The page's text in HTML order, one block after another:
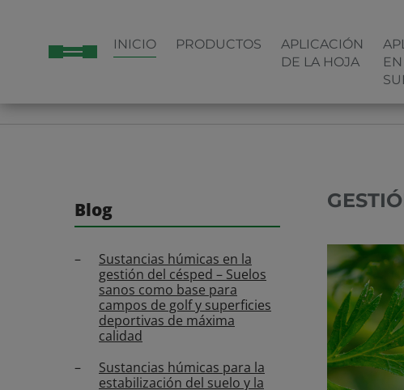
INICIO PRODUCTOS
APLICACIÓN
DE LA HOJA
Blog
Sustancias húmicas en la
gestión del césped – Suelos
sanos como base para
campos de golf y superficies
deportivas de máxima
calidad
Sustancias húmicas para la
estabilización del suelo y la